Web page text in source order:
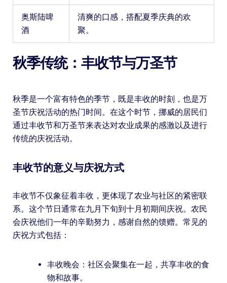
奥斯陆啤
酒
清爽的口感，搭配夏季庆典的欢
聚。
秋季传统：丰收节与万圣节
秋季是一个富有特色的季节，既是丰收的时刻，也是万
圣节庆祝活动的热门时间。在这个时节，挪威的居民们
通过丰收节和万圣节来表达对农业成果的感激以及进行
传统的庆祝活动。
丰收节的意义与庆祝方式
丰收节不仅象征着丰收，更体现了农业与社区的紧密联
系。这个节日通常在九月下旬到十月初期间庆祝。农民
会庆祝他们一年的辛勤努力，感谢自然的馈赠。常见的
庆祝方式包括：
丰收晚会：社区会聚集在一起，共享丰收的食
物和故事。